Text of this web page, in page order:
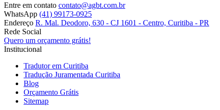
Entre em contato contato@agbt.com.br
WhatsApp (41) 99173-0925
Endereço R. Mal. Deodoro, 630 - CJ 1601 - Centro, Curitiba - PR
Rede Social
Quero um orçamento grátis!
Institucional
Tradutor em Curitiba
Tradução Juramentada Curitiba
Blog
Orçamento Grátis
Sitemap